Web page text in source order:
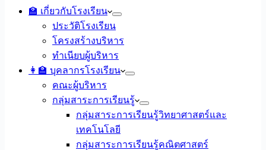
🏫 เกี่ยวกับโรงเรียน
ประวัติโรงเรียน
โครงสร้างบริหาร
ทำเนียบผู้บริหาร
👩‍🏫 บุคลากรโรงเรียน
คณะผู้บริหาร
กลุ่มสาระการเรียนรู้
กลุ่มสาระการเรียนรู้วิทยาศาสตร์และ
เทคโนโลยี
กลุ่มสาระการเรียนรู้คณิตศาสตร์